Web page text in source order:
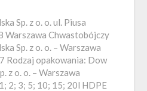
Sp. z o. o. ul. Piusa
Warszawa Chwastobójczy
Sp. z o. o. – Warszawa
Rodzaj opakowania: Dow
z o. o. – Warszawa
2; 3; 5; 10; 15; 20l HDPE